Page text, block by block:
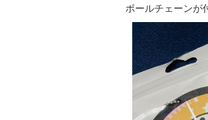
ボールチェーンが